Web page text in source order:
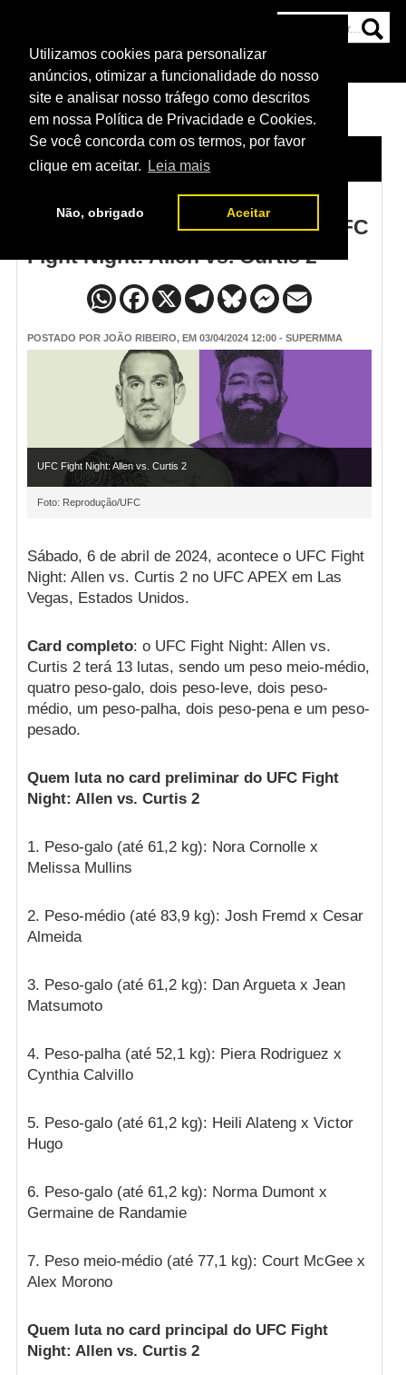
Utilizamos cookies para personalizar
anúncios, otimizar a funcionalidade do nosso
site e analisar nosso tráfego como descritos
em nossa Política de Privacidade e Cookies.
Se você concorda com os termos, por favor
clique em aceitar.
Leia mais
Não, obrigado Aceitar
NOTÍCIAS
HOME NOTÍCIAS
Card principal e preliminar do UFC
Fight Night: Allen vs. Curtis 2
POSTADO POR JOÃO RIBEIRO, EM 03/04/2024 12:00 - SUPERMMA
UFC Fight Night: Allen vs. Curtis 2
Foto: Reprodução/UFC
Sábado, 6 de abril de 2024, acontece o UFC Fight
Night: Allen vs. Curtis 2 no UFC APEX em Las
Vegas, Estados Unidos.
Card completo: o UFC Fight Night: Allen vs.
Curtis 2 terá 13 lutas, sendo um peso meio-médio,
quatro peso-galo, dois peso-leve, dois peso-
médio, um peso-palha, dois peso-pena e um peso-
pesado.
Quem luta no card preliminar do UFC Fight
Night: Allen vs. Curtis 2
1. Peso-galo (até 61,2 kg): Nora Cornolle x
Melissa Mullins
2. Peso-médio (até 83,9 kg): Josh Fremd x Cesar
Almeida
3. Peso-galo (até 61,2 kg): Dan Argueta x Jean
Matsumoto
4. Peso-palha (até 52,1 kg): Piera Rodriguez x
Cynthia Calvillo
5. Peso-galo (até 61,2 kg): Heili Alateng x Victor
Hugo
6. Peso-galo (até 61,2 kg): Norma Dumont x
Germaine de Randamie
7. Peso meio-médio (até 77,1 kg): Court McGee x
Alex Morono
Quem luta no card principal do UFC Fight
Night: Allen vs. Curtis 2